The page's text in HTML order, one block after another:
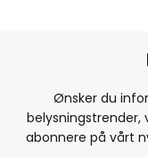
Ønsker du
belysningstrender,
abonnere på vårt